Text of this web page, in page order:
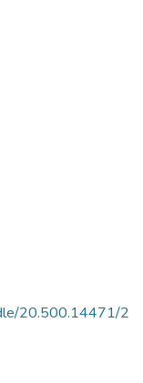
20.500.14471/2